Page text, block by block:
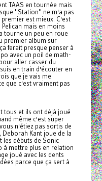
TAAS en tournée mais
"Station" ne m'a pas
est mieux. C'est
mais en moins
tourne un peu en roue
premier album sur
ferait presque penser à
avec un poil de math-
aller casser du
en train d'écouter en
que je vais me
que c'est vraiment pas
tous et ils ont déjà joué
même c'est super
n'étiez pas sortis de
Deborah Kant joue de la
les débuts de Sonic
à mettre plus en relation
joué avec les dents
parce que ça sert à